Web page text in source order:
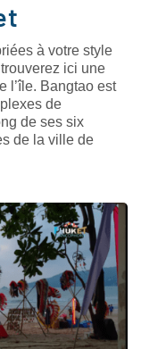
à votre style
ici une
l’île. Bangtao est
de
de ses six
de la ville de